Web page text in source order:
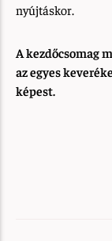
nyújtáskor.
A kezdőcsomag
az egyes
képest.